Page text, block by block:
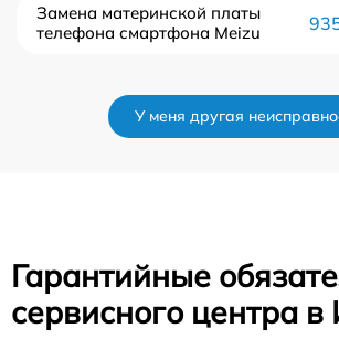
Замена материнской платы
телефона смартфона Meizu
У меня другая
Гарантийные
сервисного центра в